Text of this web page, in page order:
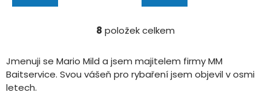
O
l
á
d
8 položek celkem
Jmenuji se Mario Mild a jsem majitelem firmy MM
Baitservice. Svou vášeň pro rybaření jsem objevil v osmi
letech.